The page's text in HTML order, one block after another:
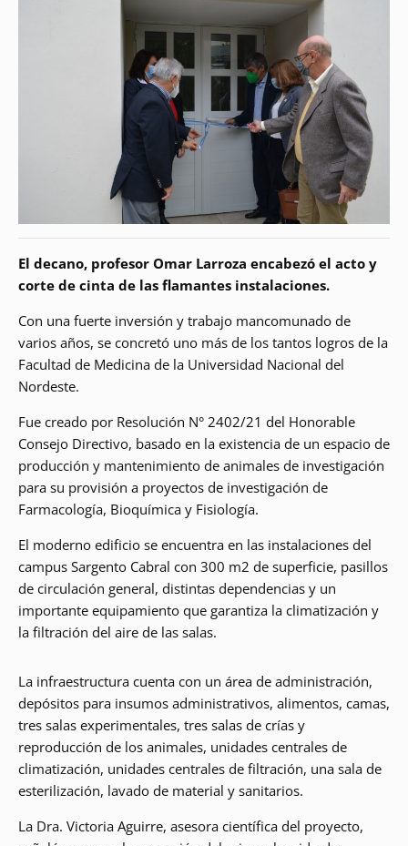
El decano, profesor Omar Larroza encabezó el acto y
corte de cinta de las flamantes instalaciones.
Con una fuerte inversión y trabajo mancomunado de
varios años, se concretó uno más de los tantos logros de la
Facultad de Medicina de la Universidad Nacional del
Nordeste.
Fue creado por Resolución N° 2402/21 del Honorable
Consejo Directivo, basado en la existencia de un espacio de
producción y mantenimiento de animales de investigación
para su provisión a proyectos de investigación de
Farmacología, Bioquímica y Fisiología.
El moderno edificio se encuentra en las instalaciones del
campus Sargento Cabral con 300 m2 de superficie, pasillos
de circulación general, distintas dependencias y un
importante equipamiento que garantiza la climatización y
la filtración del aire de las salas.
La infraestructura cuenta con un área de administración,
depósitos para insumos administrativos, alimentos, camas,
tres salas experimentales, tres salas de crías y
reproducción de los animales, unidades centrales de
climatización, unidades centrales de filtración, una sala de
esterilización, lavado de material y sanitarios.
La Dra. Victoria Aguirre, asesora científica del proyecto,